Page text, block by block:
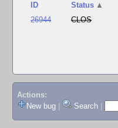
ID
Status ▲
26944
CLOS
Actions:
New bug
Search